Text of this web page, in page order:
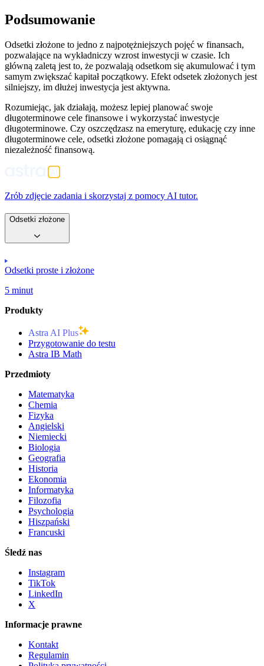
Podsumowanie
Odsetki złożone to jedno z najpotężniejszych pojęć w finansach,
pozwalające na wykładniczy wzrost inwestycji w czasie. Ich
główną zaletą jest to, że pozwalają odsetkom się akumulować i tym
samym zwiększać kapitał początkowy. Efekt odsetek złożonych jest
silniejszy, im dłużej inwestycja jest aktywna.
Rozumiejąc, jak działają, możesz lepiej planować swoje
długoterminowe cele finansowe i wykorzystać inwestycje
długoterminowe. Czy oszczędzasz na emeryturę, edukację czy inne
długoterminowe cele, odsetki złożone pomagają ci osiągnąć
niezależność finansową.
Zrób zdjęcie zadania i skorzystaj z pomocy AI tutor.
Odsetki złożone
Odsetki proste i złożone
5 minut
Produkty
Astra AI Plus
Przygotowanie do testu
Astra IB Math
Przedmioty
Matematyka
Chemia
Fizyka
Angielski
Niemiecki
Biologia
Geografia
Historia
Ekonomia
Informatyka
Filozofia
Psychologia
Hiszpański
Francuski
Śledź nas
Instagram
TikTok
LinkedIn
X
Informacje prawne
Kontakt
Regulamin